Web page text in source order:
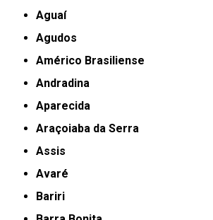
Aguaí
Agudos
Américo Brasiliense
Andradina
Aparecida
Araçoiaba da Serra
Assis
Avaré
Bariri